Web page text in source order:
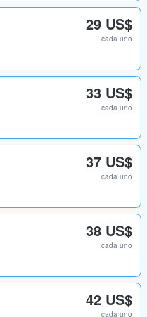
29 US$
cada uno
33 US$
cada uno
37 US$
cada uno
38 US$
cada uno
42 US$
cada uno